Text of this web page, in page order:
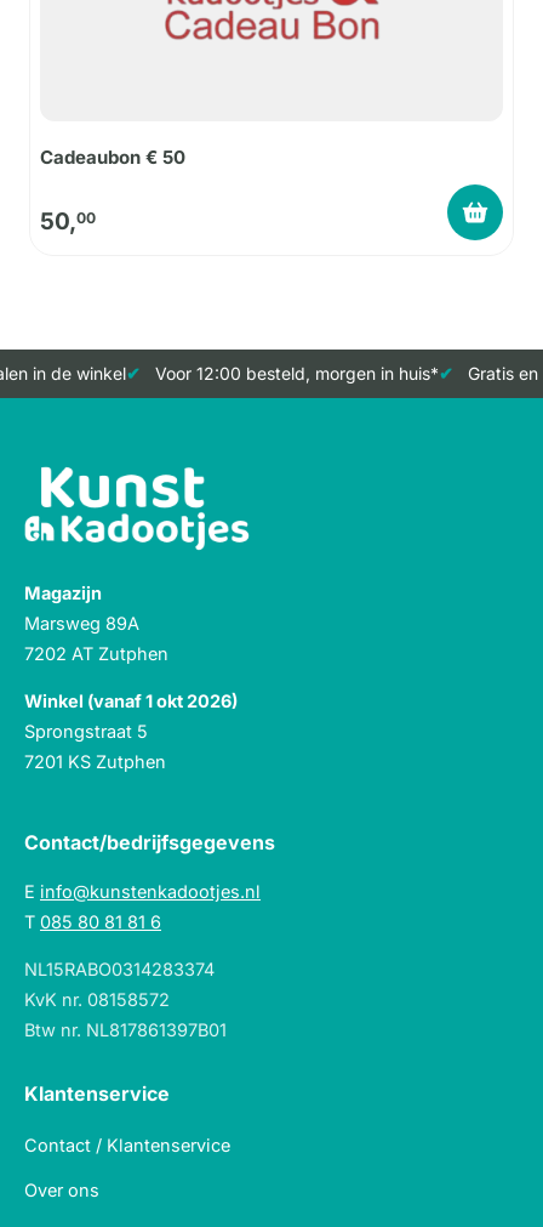
Cadeaubon € 50
50,00
in de winkel Voor 12:00 besteld, morgen in huis* Gratis
Magazijn
Marsweg 89A
7202 AT Zutphen
Winkel (vanaf 1 okt 2026)
Sprongstraat 5
7201 KS Zutphen
Contact/bedrijfsgegevens
E info@kunstenkadootjes.nl
T 085 80 81 81 6
NL15RABO0314283374
KvK nr. 08158572
Btw nr. NL817861397B01
Klantenservice
Contact / Klantenservice
Over ons